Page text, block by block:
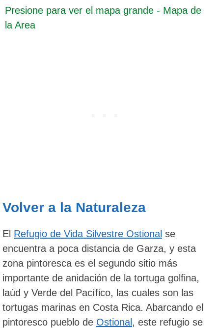
Presione para ver el mapa grande - Mapa de
la Area
Volver a la Naturaleza
El Refugio de Vida Silvestre Ostional se
encuentra a poca distancia de Garza, y esta
zona pintoresca es el segundo sitio más
importante de anidación de la tortuga golfina,
laúd y Verde del Pacífico, las cuales son las
tortugas marinas en Costa Rica. Abarcando el
pintoresco pueblo de Ostional , este refugio se